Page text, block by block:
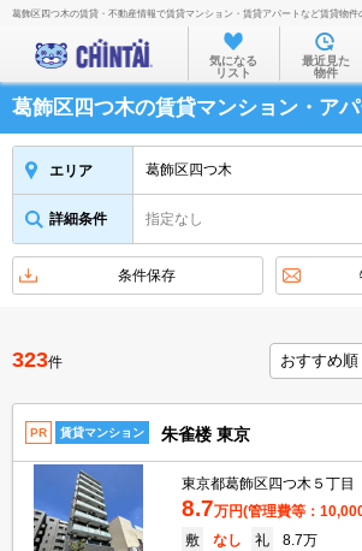
お部屋を探す
沿線・駅から
住所から
物件特集から
不動産会社か
TOP
葛飾区四つ木の賃貸・不動産情報で賃貸マンション・賃貸アパートなど賃貸物件
気になる
リスト
最近見た
物件
葛飾区四つ木の賃貸マンション・ア
エリア 葛飾区四つ木
詳細条件 指定なし
条件保存
323件
PR 賃貸マンション 朱雀楼 東京
東京都葛飾区四つ木５丁目
8.7万円(管理費等：
敷
なし 礼
8.7万